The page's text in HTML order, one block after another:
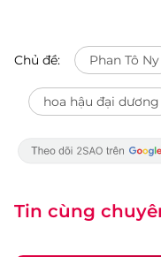
Chủ đề: Phan Tô Ny
hoa hậu đại dương
Tin cùng